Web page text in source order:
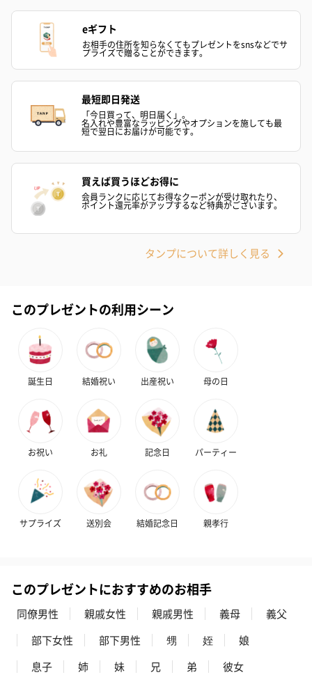
eギフト
お相手の住所を知らなくてもプレゼントをsnsなどでサ
プライズで贈ることができます。
最短即日発送
「今日買って、明日届く」。
名入れや豊富なラッピングやオプションを施しても最
短で翌日にお届けが可能です。
買えば買うほどお得に
会員ランクに応じてお得なクーポンが受け取れたり、
ポイント還元率がアップするなど特典がございます。
タンプについて詳しく見る
このプレゼントの利用シーン
誕生日 結婚祝い 出産祝い 母の日
お祝い お礼 記念日 パーティー
サプライズ 送別会 結婚記念日 親孝行
このプレゼントにおすすめのお相手
同僚男性 親戚女性 親戚男性 義母
義父
部下女性
部下男性 甥 姪
娘
息子
姉 妹 兄 弟
彼女